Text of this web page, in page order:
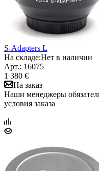
S-Adapters L
На складе:Нет в наличии
Арт.: 16075
1 380 €
На заказ
Наши менеджеры
условия заказа